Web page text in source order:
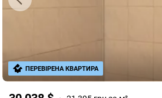
ПЕРЕВІРЕНА КВАРТИРА